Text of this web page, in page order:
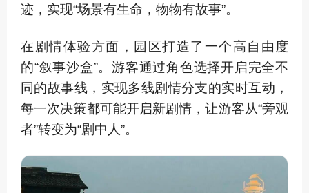
迹，实现“场景有生命，物物有故事”。
在剧情体验方面，园区打造了一个高自由度
的“叙事沙盒”。游客通过角色选择开启完全不
同的故事线，实现多线剧情分支的实时互动，
每一次决策都可能开启新剧情，让游客从“旁观
者”转变为“剧中人”。